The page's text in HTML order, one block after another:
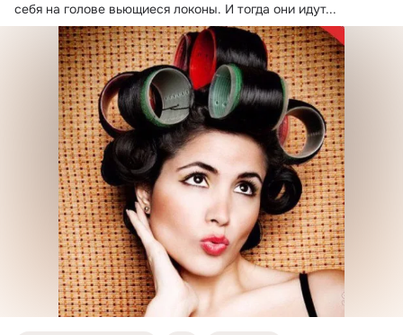
себя на голове вьющиеся локоны. И тогда они идут...